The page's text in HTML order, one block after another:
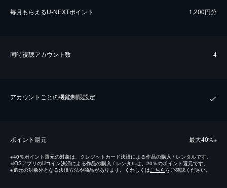
毎⽉もらえるU-NEXTポイント 1,200円分
同時視聴アカウント数 4
アカウントごとの機能制限設定
ポイント還元 最⼤40%※
※40％ポイント還元の対象は、クレジットカード決済による作品の購入 / レンタルです。
※iOSアプリのUコイン決済による作品の購入 / レンタルは、20％のポイント還元です。
※還元の対象外となる決済方法や商品があります。くわしくはこちらをご確認ください。